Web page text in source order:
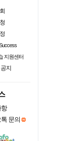
지원센터
지
문의